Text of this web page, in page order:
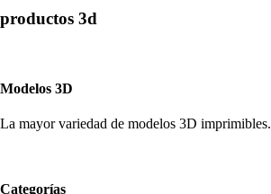
productos 3d
Modelos 3D
La mayor variedad de modelos 3D imprimibles.
Categorías